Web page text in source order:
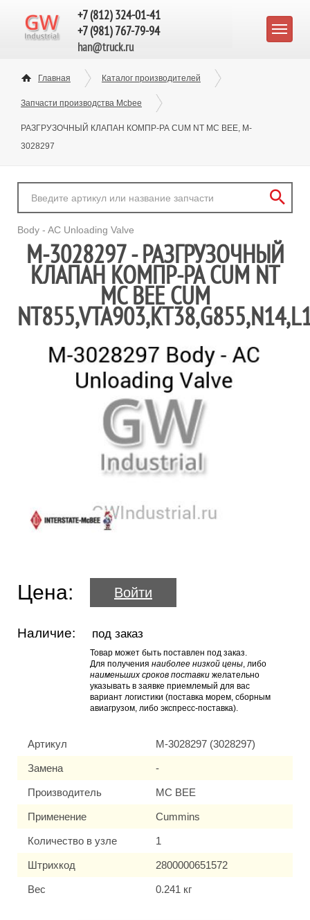
+7 (812) 324-01-41
+7 (981) 767-79-94
han@truck.ru
Главная Каталог производителей
Запчасти производства Mcbee
РАЗГРУЗОЧНЫЙ КЛАПАН КОМПР-РА CUM NT MC BEE, M-
3028297
Body - AC Unloading Valve
M-3028297 - РАЗГРУЗОЧНЫЙ
КЛАПАН КОМПР-РА CUM NT
MC BEE CUM
Цена: Войти
Наличие: под заказ
Товар может быть поставлен под заказ.
Для получения наиболее низкой цены, либо
наименьших сроков поставки желательно
указывать в заявке приемлемый для вас
вариант логистики (поставка морем, сборным
авиагрузом, либо экспресс-поставка).
Артикул M-3028297 (3028297)
Замена -
Производитель MC BEE
Применение Cummins
Количество в узле 1
Штрихкод 2800000651572
Вес 0.241 кг